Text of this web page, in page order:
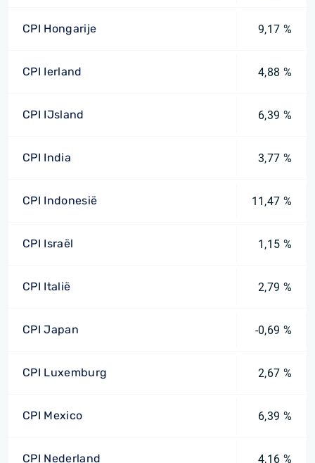
CPI Hongarije 9,17 %
CPI Ierland 4,88 %
CPI IJsland 6,39 %
CPI India 3,77 %
CPI Indonesië 11,47 %
CPI Israël 1,15 %
CPI Italië 2,79 %
CPI Japan -0,69 %
CPI Luxemburg 2,67 %
CPI Mexico 6,39 %
CPI Nederland 4,16 %